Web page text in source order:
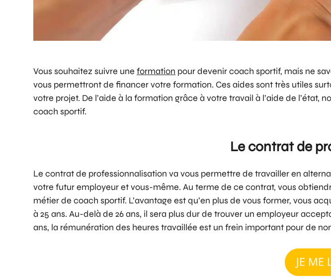
Vous souhaitez suivre uneformation pour devenir coach sportif, mais ne
vous permettront de financer votre formation. Ces aides sont très utiles
votre projet. De l’aide à la formation grâce à votre travail à l’aide de
coach sportif.
Le contrat de
Le contrat de professionnalisation va vous permettre de travailler en
votre futur employeur et vous-même. Au terme de ce contrat, vous
métier de coach sportif. L’avantage est qu’en plus de vous former, vous
à 25 ans. Au-delà de 26 ans, il sera plus dur de trouver un employeur
ans, la rémunération des heures travaillée est un frein important pour de